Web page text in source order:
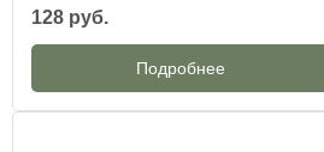
128 руб.
Подробнее